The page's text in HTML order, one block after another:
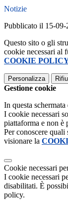
Notizie
Pubblicato il 15-09-
Questo sito o gli
cookie necessari al
COOKIE
Personalizza
Gestione cookie
In questa
I cookie necessari
piattaforma e non è
Per conoscere
visionare la
Cookie necessari
I cookie necessari
disabilitati. È
policy.